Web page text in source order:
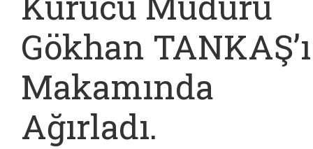
Gökhan TANKAŞ’ı
Makamında
Ağırladı.